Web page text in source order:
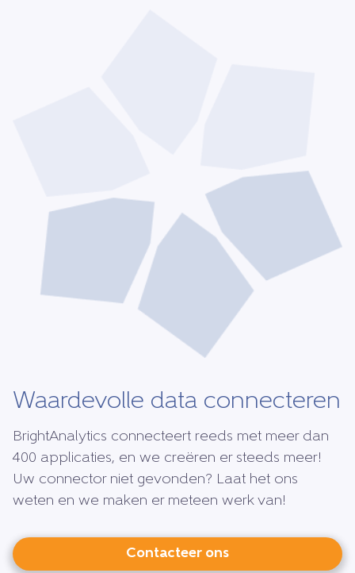
Waardevolle data connecteren
BrightAnalytics connecteert reeds met meer dan
400 applicaties, en we creëren er steeds meer!
Uw connector niet gevonden? Laat het ons
weten en we maken er meteen werk van!
Contacteer ons